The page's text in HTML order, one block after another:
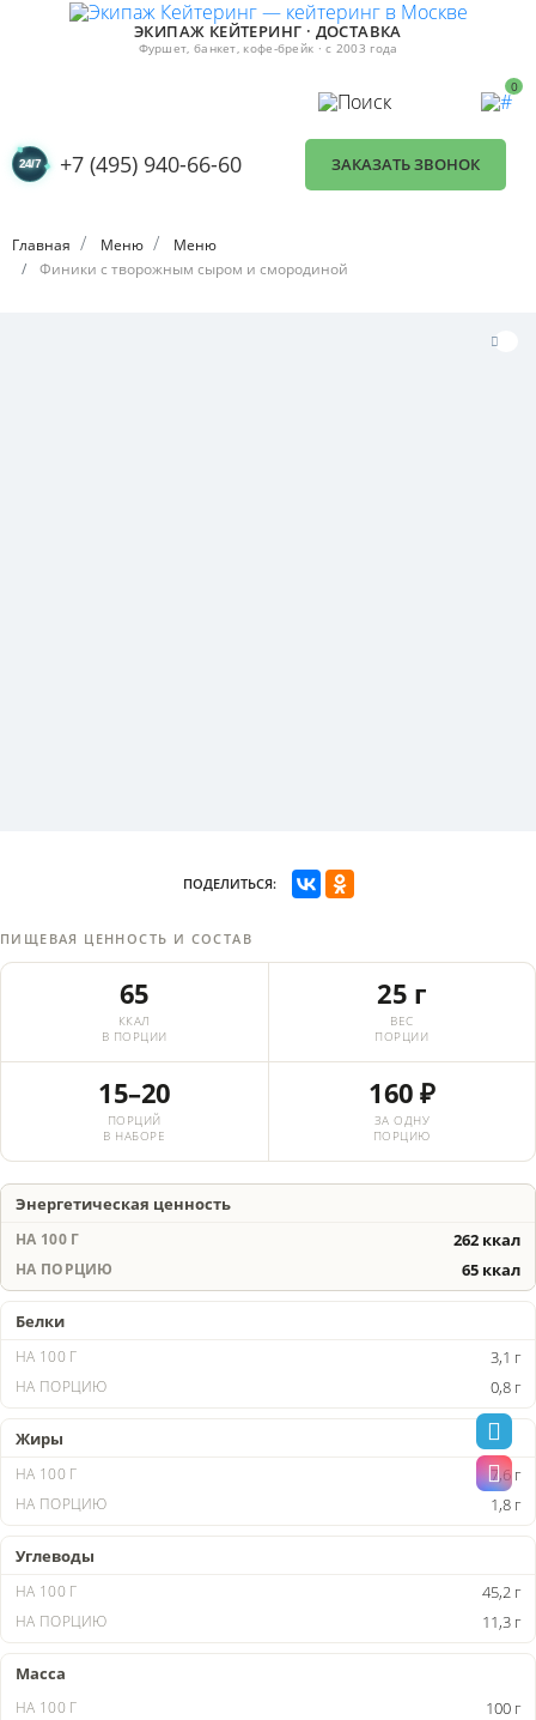
ЭКИПАЖ КЕЙТЕРИНГ · ДОСТАВКА
Фуршет, банкет, кофе-брейк · с 2003 года
0
+7 (495) 940-66-60 ЗАКАЗАТЬ ЗВОНОК
Главная Меню
Меню
Финики с творожным сыром и смородиной
ПОДЕЛИТЬСЯ:
ПИЩЕВАЯ ЦЕННОСТЬ И СОСТАВ
65
ККАЛ
В ПОРЦИИ
25 г
ВЕС
ПОРЦИИ
15–20
ПОРЦИЙ
В НАБОРЕ
160 ₽
ЗА ОДНУ
ПОРЦИЮ
Энергетическая ценность
262 ккал
65 ккал
Белки
3,1 г
0,8 г
Жиры
7,6 г
1,8 г
Углеводы
45,2 г
11,3 г
Масса
100 г